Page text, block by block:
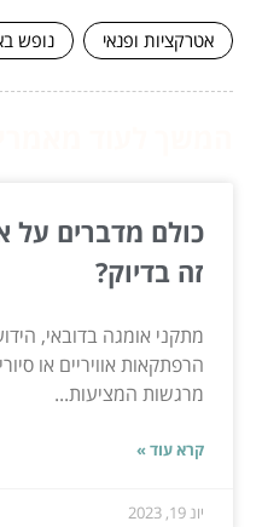
אטרקציות ופנאי נופש
כולם מדברים על
זה בדיוק?
מתקני אומגה בדובאי,
הרפתקאות אוויריים או
מרגשות המציעות...
קרא עוד »
יונ 19, 2023